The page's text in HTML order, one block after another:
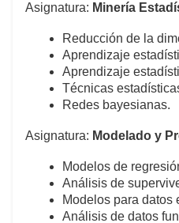
Asignatura: Minería
Reducción de la
Aprendizaje
Aprendizaje
Técnicas
Redes bayesianas.
Asignatura: Modelado y
Modelos de
Análisis de
Modelos para datos
Análisis de datos